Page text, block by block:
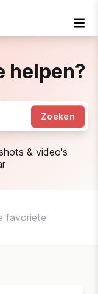
helpen?
Zoeken
& video's
favoriete